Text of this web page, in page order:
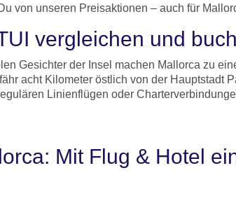
von unseren Preisaktionen – auch für
vergleichen und
Gesichter der Insel machen Mallorca zu
acht Kilometer östlich von der Hauptstadt
Linienflügen oder
Mit Flug & Hotel